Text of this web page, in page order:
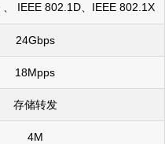
IEEE 802.1D、 IEEE 802.1X
24Gbps
18Mpps
存储转发
4M